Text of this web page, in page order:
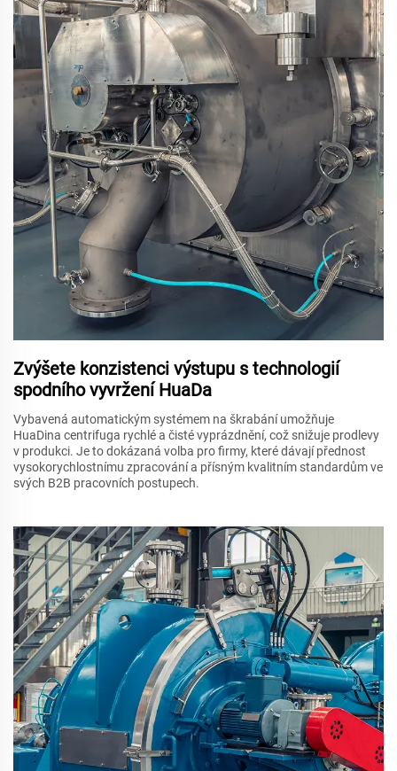
Zvýšete konzistenci výstupu s technologií
spodního vyvržení HuaDa
Vybavená automatickým systémem na škrabání umožňuje
HuaDina centrifuga rychlé a čisté vyprázdnění, což snižuje prodlevy
v produkci. Je to dokázaná volba pro firmy, které dávají přednost
vysokorychlostnímu zpracování a přísným kvalitním standardům ve
svých B2B pracovních postupech.